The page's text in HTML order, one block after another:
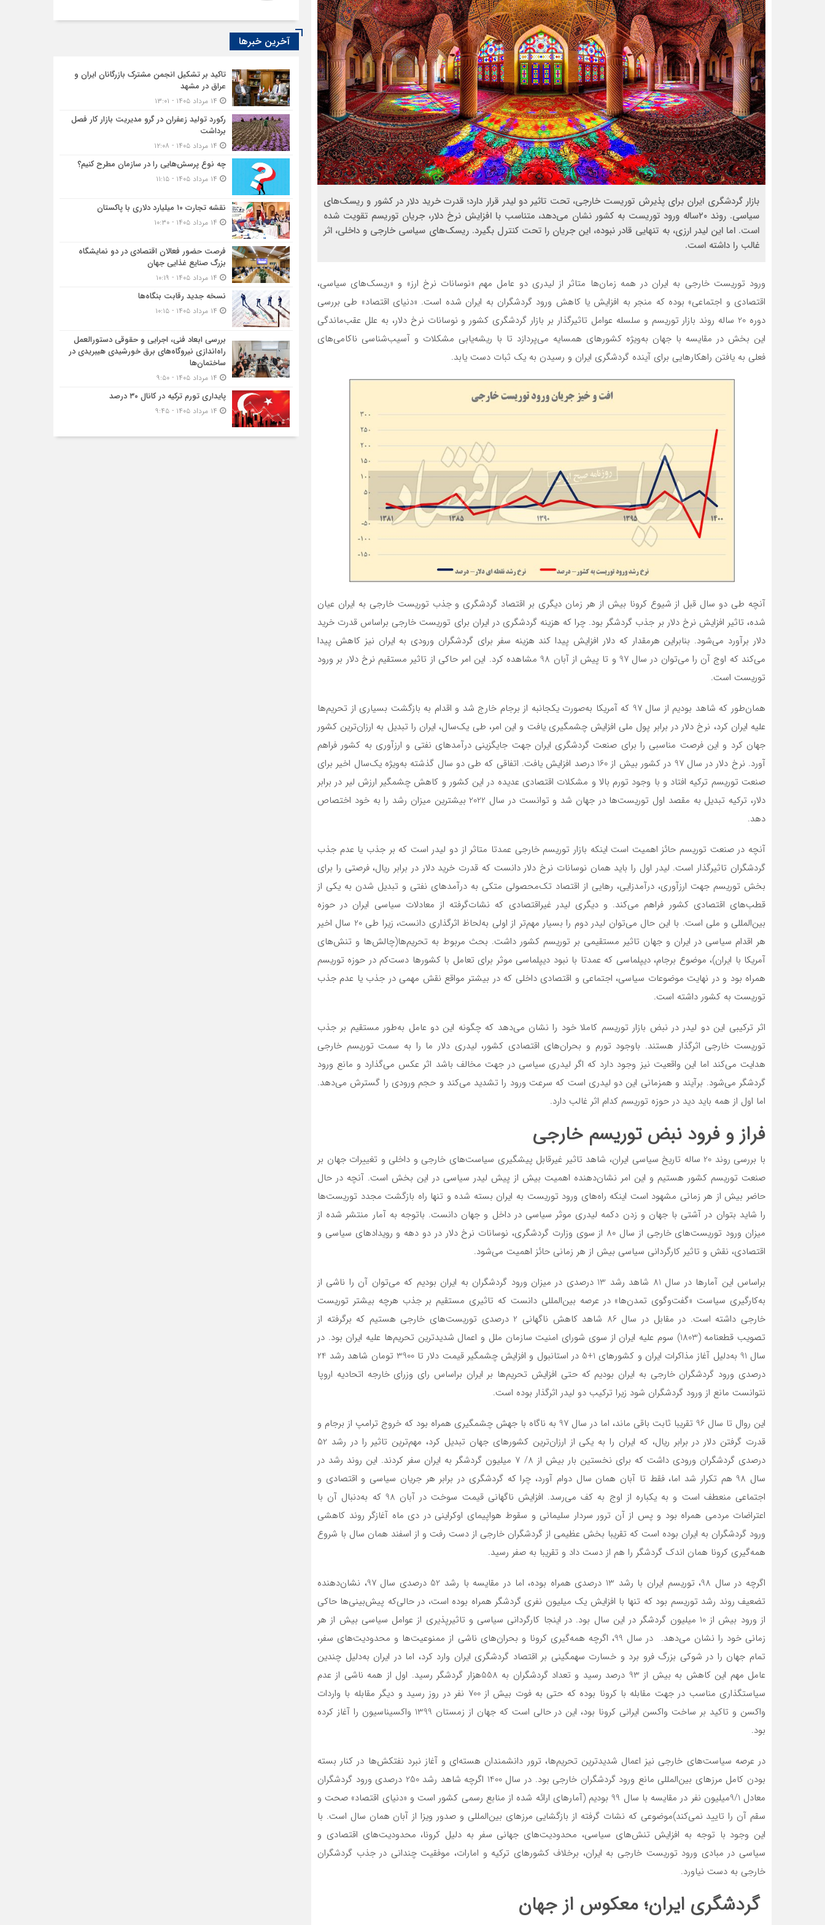
بازار گردشگری ایران برای پذیرش توریست خارجی، تحت تاثیر دو لیدر قرار دارد؛ قدرت خرید دلار در کشور و ریسک‌های
سیاسی. روند ۲۰ساله ورود توریست به کشور نشان می‌دهد، متناسب با افزایش نرخ دلار، جریان توریسم تقویت شده
است. اما این لیدر ارزی، به تنهایی قادر نبوده، این جریان را تحت کنترل بگیرد. ریسک‌های سیاسی خارجی و داخلی، اثر
غالب را داشته است.
ورود توریست خارجی به ایران در همه زمان‌ها متاثر از لیدری دو عامل مهم «نوسانات نرخ ارز» و «ریسک‌های سیاسی،
اقتصادی و اجتماعی» بوده که منجر به افزایش یا کاهش ورود گردشگران به ایران شده است. «دنیای اقتصاد» طی بررسی
دوره 20 ساله روند بازار توریسم و سلسله عوامل تاثیرگذار بر بازار گردشگری کشور و نوسانات نرخ دلار، به علل عقب‌ماندگی
این بخش در مقایسه با جهان به‌ویژه کشورهای همسایه می‌پردازد تا با ریشه‌یابی مشکلات و آسیب‌شناسی ناکامی‌های‌
فعلی به یافتن راهکارهایی برای آینده گردشگری ایران و رسیدن به یک ثبات دست یابد.
آنچه طی دو سال قبل از شیوع کرونا بیش از هر زمان دیگری بر اقتصاد گردشگری و جذب توریست خارجی به ایران عیان
شده، تاثیر افزایش نرخ دلار بر جذب گردشگر بود. چرا که هزینه گردشگری در ایران برای توریست خارجی براساس قدرت خرید
دلار برآورد می‌شود. بنابراین هرمقدار که دلار افزایش پیدا ‌کند هزینه سفر برای گردشگران ورودی به ایران نیز کاهش پیدا
می‌کند که اوج آن را می‌توان در سال 97 و تا پیش از آبان 98 مشاهده کرد. این امر حاکی از تاثیر مستقیم نرخ دلار بر ورود
توریست است.
همان‌طور که شاهد بودیم از سال 97 که آمریکا به‌صورت یکجانبه از برجام خارج شد و اقدام به بازگشت بسیاری از تحریم‌ها
علیه ایران کرد، نرخ دلار در برابر پول ملی افزایش چشمگیری یافت و این امر، طی یک‌سال، ایران را تبدیل به ارزان‌ترین کشور
جهان کرد و این فرصت مناسبی را برای صنعت گردشگری ایران جهت جایگزینی درآمدهای نفتی و ارزآوری به کشور فراهم
آورد. نرخ دلار در سال 97 در کشور بیش از 160 درصد افزایش یافت. اتفاقی که طی دو سال گذشته به‌ویژه یک‌سال اخیر برای
صنعت توریسم ترکیه افتاد و با وجود تورم بالا و مشکلات اقتصادی عدیده در این کشور و کاهش چشمگیر ارزش لیر در برابر
دلار، ترکیه تبدیل به مقصد اول توریست‌ها در جهان شد و توانست در سال 2022 بیشترین میزان رشد را به خود اختصاص
دهد.
آنچه در صنعت توریسم حائز اهمیت است اینکه بازار توریسم خارجی عمدتا متاثر از دو لیدر است که بر جذب یا عدم جذب
گردشگران تاثیرگذار است. لیدر اول را باید همان نوسانات نرخ دلار دانست که قدرت خرید دلار در برابر ریال، فرصتی را برای
بخش توریسم جهت ارزآوری، درآمدزایی، رهایی از اقتصاد تک‌محصولی متکی به درآمدهای نفتی و تبدیل شدن به یکی از
قطب‌های اقتصادی کشور فراهم می‌کند. و دیگری لیدر غیراقتصادی که نشات‌گرفته از معادلات سیاسی ایران در حوزه
بین‌المللی و ملی است. با این حال می‌توان لیدر‌ دوم را بسیار مهم‌تر از اولی به‌لحاظ اثرگذاری دانست، زیرا طی 20 سال اخیر
هر اقدام سیاسی در ایران و جهان تاثیر مستقیمی بر توریسم کشور داشت. بحث مربوط به تحریم‌ها‌(چالش‌ها و تنش‌های
آمریکا با ایران)، موضوع برجام، دیپلماسی که عمدتا با نبود دیپلماسی موثر برای تعامل با کشورها دست‌کم در حوزه توریسم
همراه بود و در نهایت موضوعات سیاسی، اجتماعی و اقتصادی داخلی که در بیشتر مواقع نقش مهمی در جذب یا عدم جذب
توریست به کشور داشته است.
اثر ترکیبی این دو لیدر در نبض بازار توریسم کاملا خود را نشان می‌دهد که چگونه این دو عامل به‌طور مستقیم بر جذب
توریست خارجی اثرگذار هستند. باوجود تورم و بحران‌های اقتصادی کشور، لیدری دلار ما را به سمت توریسم خارجی
هدایت می‌کند اما این واقعیت نیز وجود دارد که اگر لیدری سیاسی در جهت مخالف باشد اثر عکس می‌گذارد و مانع ورود
گردشگر می‌شود. برآیند و همزمانی این دو لیدری است که سرعت ورود را تشدید می‌کند و حجم ورودی را گسترش می‌دهد.
اما اول از همه باید دید در حوزه توریسم کدام اثر غالب دارد.
فراز و فرود نبض توریسم خارجی
با بررسی روند 20 ساله تاریخ سیاسی ایران، شاهد تاثیر غیرقابل پیشگیری سیاست‌های خارجی و داخلی و تغییرات جهان بر
صنعت توریسم کشور هستیم و این امر نشان‌دهنده اهمیت بیش از پیش لیدر سیاسی در این بخش است. آنچه در حال
حاضر بیش از هر زمانی مشهود است اینکه راه‌های ورود توریست به ایران بسته شده و تنها راه بازگشت مجدد توریست‌ها
را شاید بتوان در آشتی با جهان و زدن دکمه لیدری موثر سیاسی در داخل و جهان دانست. باتوجه به آمار منتشر شده از
میزان ورود توریست‌های خارجی از سال 80 از سوی وزارت گردشگری، نوسانات نرخ دلار در دو دهه و رویدادهای سیاسی و
اقتصادی، نقش و تاثیر کارگردانی سیاسی بیش از هر زمانی حائز اهمیت می‌شود.
براساس این آمارها در سال 81 شاهد رشد 13 درصدی در میزان ورود گردشگران به ایران بودیم که می‌توان آن را ناشی از
به‌کارگیری سیاست «گفت‌وگوی تمدن‌ها» در عرصه بین‌المللی دانست که تاثیری مستقیم‌ بر جذب هرچه بیشتر توریست
خارجی داشته است. در مقابل در سال 86 شاهد کاهش ناگهانی 2 درصدی توریست‌های خارجی هستیم که برگرفته از
تصویب قطعنامه (1803) سوم علیه ایران از سوی شورای امنیت سازمان ملل و اعمال شدیدترین تحریم‌ها علیه ایران بود. در
سال 91 به‌دلیل آغاز مذاکرات ایران و کشورهای 1+5 در استانبول و افزایش چشمگیر قیمت دلار تا 3900 تومان شاهد رشد 24
درصدی ورود گردشگران خارجی به ایران بودیم که حتی افزایش تحریم‌ها بر ایران براساس رای وزرای خارجه اتحادیه اروپا
نتوانست مانع از ورود گردشگران شود زیرا ترکیب دو لیدر اثرگذار بوده است.
این روال تا سال 96 تقریبا ثابت باقی ماند، اما در سال 97 به ناگاه با جهش چشمگیری همراه بود که خروج ترامپ از برجام و
قدرت گرفتن دلار در برابر ریال، که ایران را به یکی از ارزان‌ترین کشور‌های جهان تبدیل کرد، مهم‌ترین تاثیر را در رشد 52
درصدی گردشگران ورودی داشت که برای نخستین بار بیش از 8/ 7 میلیون گردشگر به ایران سفر کردند. این روند رشد در
سال 98 هم تکرار شد اما، فقط تا آبان همان سال دوام آورد، چرا که گردشگری در برابر هر جریان سیاسی و اقتصادی و
اجتماعی‌ منعطف است و به یکباره از اوج به کف می‌رسد. افزایش ناگهانی قیمت سوخت در آبان 98 که به‌دنبال آن با
اعتراضات مردمی همراه بود و پس از آن ترور سردار سلیمانی و سقوط هواپیمای اوکراینی در دی ماه آغازگر روند کاهشی
ورود گردشگران به ایران بوده است که تقریبا بخش عظیمی از گردشگران خارجی از دست رفت و از اسفند همان سال با شروع
همه‌گیری کرونا همان اندک گردشگر را هم از دست داد و تقریبا به صفر رسید.
اگرچه در سال 98، توریسم ایران با رشد 13 درصدی همراه بوده، اما در مقایسه با رشد 52 درصدی سال 97، نشان‌دهنده
تضعیف روند رشد توریسم بود که تنها با افزایش یک میلیون نفری گردشگر همراه بوده است، در حالی‌که پیش‌بینی‌ها حاکی
از ورود بیش از 10 میلیون گردشگر در این سال بود. در اینجا کارگردانی سیاسی و تاثیرپذیری از عوامل سیاسی بیش از هر
زمانی خود را نشان می‌دهد. در سال 99، اگرچه همه‌گیری کرونا و بحران‌های ناشی از ممنوعیت‌ها و محدودیت‌های سفر،
تمام جهان را در شوکی بزرگ فرو برد و خسارت سهمگینی بر اقتصاد گردشگری ایران وارد کرد، اما در ایران به‌دلیل چندین
عامل مهم این کاهش به بیش از 93 درصد رسید و تعداد گردشگران به 558هزار گردشگر رسید. اول از همه ناشی از عدم
سیاستگذاری مناسب در جهت مقابله با کرونا بوده که حتی به فوت بیش از 700 نفر در روز رسید و دیگر مقابله با واردات
واکسن و تاکید بر ساخت واکسن ایرانی کرونا بود، این در حالی است که جهان از زمستان 1399 واکسیناسیون را آغاز کرده
بود.
در عرصه سیاست‌های خارجی نیز اعمال شدیدترین تحریم‌ها، ترور دانشمندان هسته‌ای و آغاز نبرد نفتکش‌ها در کنار بسته
بودن کامل مرزهای بین‌المللی مانع ورود گردشگران خارجی بود. در سال 1400 اگرچه شاهد رشد 250 درصدی ورود گردشگران
معادل 9/1میلیون نفر در مقایسه با سال 99 بودیم (آمارهای ارائه شده از منابع رسمی کشور است و «دنیای اقتصاد» صحت و
سقم آن را تایید نمی‌کند)موضوعی که نشات گرفته از بازگشایی مرزهای بین‌المللی و صدور ویزا از آبان همان سال است. با
این وجود با توجه به افزایش تنش‌های سیاسی، محدودیت‌های جهانی سفر به دلیل کرونا، محدودیت‌های اقتصادی و
سیاسی در مبادی ورود توریست خارجی به ایران، برخلاف کشورهای ترکیه و امارات، موفقیت چندانی در جذب گردشگران
خارجی به دست نیاورد.
گردشگری ایران؛ معکوس از جهان
آخرین خبرها
تاکید بر تشکیل انجمن مشترک بازرگانان ایران و
عراق در مشهد
رکورد تولید زعفران در گرو مدیریت بازار کار فصل
برداشت
چه نوع پرسش‌هایی را در سازمان مطرح کنیم؟
نقشه تجارت ۱۰‌ میلیارد دلاری با پاکستان
فرصت حضور فعالان اقتصادی در دو نمایشگاه
بزرگ صنایع غذایی جهان
نسخه جدید رقابت‌ بنگاه‌ها
بررسی ابعاد فنی، اجرایی و حقوقی دستورالعمل
راه‌اندازی نیروگاه‌های برق خورشیدی هیبریدی در
ساختمان‌ها
پایداری تورم ترکیه در کانال ۳۰ درصد